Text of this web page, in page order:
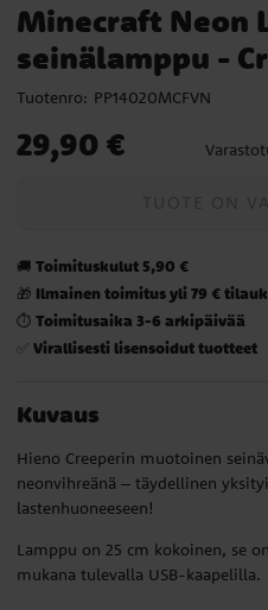
Minecraft Neon
seinälamppu -
Tuotenro: PP14020MCFVN
Hinta :29,90 €
29,90 €
🚚 Toimituskulut 5,90 €
🎁 Ilmainen toimitus yli 79 €
⏱️ Toimitusaika 3-6 arkipäivää
✅ Virallisesti lisensoidut tuotteet
Kuvaus
Hieno Creeperin muotoinen
neonvihreänä – täydellinen
lastenhuoneeseen!
Lamppu on 25 cm kokoinen, se
mukana tulevalla USB-kaapelilla.